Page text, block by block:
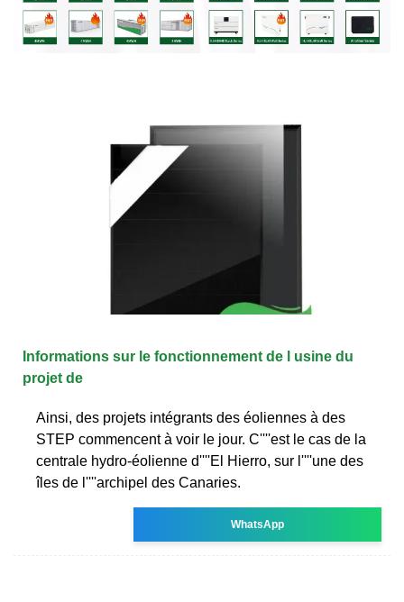
Informations sur le fonctionnement de l usine du
projet de
Ainsi, des projets intégrants des éoliennes à des
STEP commencent à voir le jour. C''''est le cas de la
centrale hydro-éolienne d''''El Hierro, sur l''''une des
îles de l''''archipel des Canaries.
WhatsApp